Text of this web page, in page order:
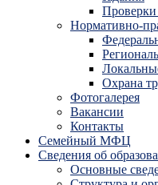
Нормативно-
Охрана
Фотогалерея
Вакансии
Контакты
Семейный МФЦ
Сведения об
Основные